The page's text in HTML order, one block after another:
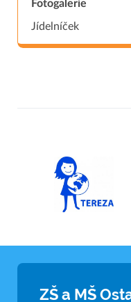
Fotogalerie
Jídelníček
ZŠ a MŠ